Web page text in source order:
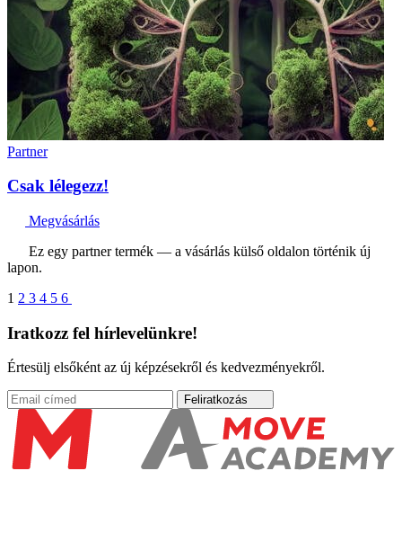
Partner
Csak lélegezz!
Megvásárlás
Ez egy partner termék — a vásárlás külső oldalon történik új
lapon.
1 2 3 4 5 6
Iratkozz fel hírlevelünkre!
Értesülj elsőként az új képzésekről és kedvezményekről.
Feliratkozás